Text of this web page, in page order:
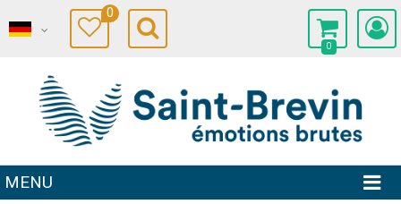
0
0
MENU